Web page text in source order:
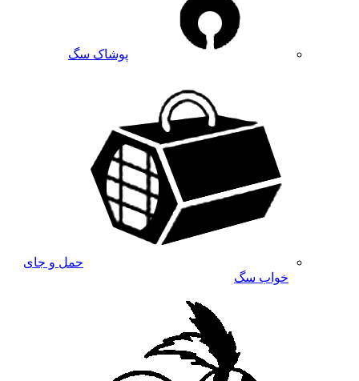
پوشاک سگ
حمل و جای
خواب سگ